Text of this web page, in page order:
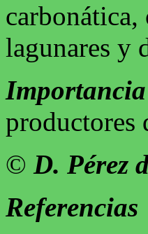
lagunares y
productores
© D. Pérez
Referencias